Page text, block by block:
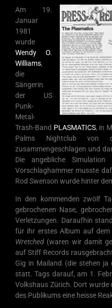
Am 19.
Januar
1981
wurde
Wendy O.
Williams,
die
Sängerin
der US
Punk-
Metal-
Trash-Band PLASMATICS, in
Palms Nightclub von
zusammengeschlagen und
Die angebliche
Vorschlaghammer musste
Rod Swenson wurde hinter
In den kommenden zwölf
gebrochenen Nase,
Verletzungen. Daraufhin
für ihr erstes Album auf dem
Wretched (waren wir damit
auf Stiff Records
Gig in Mailand (die stehen
statt. Tags darauf, am 1.
Volkshaus Zürich. Dort wurde
des Publikums eine heisse